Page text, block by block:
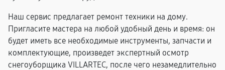
Наш сервис предлагает ремонт техники на дому.
Пригласите мастера на любой удобный день и время: он
будет иметь все необходимые инструменты, запчасти и
комплектующие, произведет экспертный осмотр
снегоуборщика VILLARTEC, после чего незамедлительно